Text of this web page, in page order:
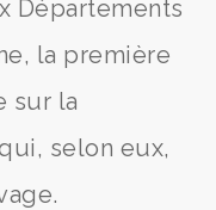
Départements
la première
sur la
selon eux,